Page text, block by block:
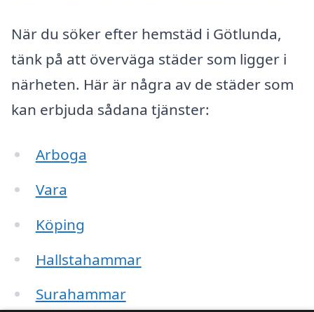
När du söker efter hemstäd i Götlunda,
tänk på att överväga städer som ligger i
närheten. Här är några av de städer som
kan erbjuda sådana tjänster:
Arboga
Vara
Köping
Hallstahammar
Surahammar